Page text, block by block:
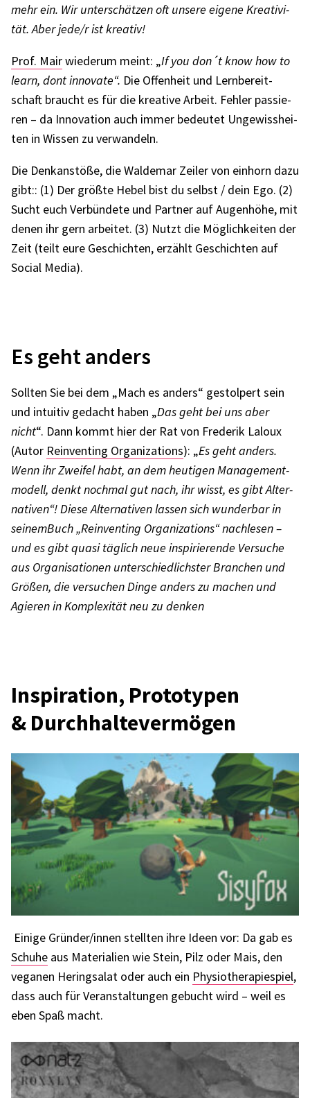
mehr ein. Wir unter­schät­zen oft unsere eigene Krea­ti­vi­
tät. Aber jede/r ist krea­tiv!
Prof. Mairwiederum meint: „If you don´t know how to
learn, dont inno­vate“. Die Offen­heit und Lern­be­reit­
schaft braucht es für die krea­tive Arbeit. Fehler passie­
ren – da Inno­va­tion auch immer bedeu­tet Unge­wiss­hei­
ten in Wissen zu verwan­deln.
Die Denk­an­stöße, die Walde­mar Zeiler von einhorn dazu
gibt:: (1) Der größte Hebel bist du selbst / dein Ego. (2)
Sucht euch Verbün­dete und Part­ner auf Augen­höhe, mit
denen ihr gern arbei­tet. (3) Nutzt die Möglich­kei­ten der
Zeit (teilt eure Geschich­ten, erzählt Geschich­ten auf
Social Media).
Es geht anders
Soll­ten Sie bei dem „Mach es anders“ gestol­pert sein
und intui­tiv gedacht haben „Das geht bei uns aber
nicht“. Dann kommt hier der Rat von Frede­rik Laloux
(Autor Reinven­ting Orga­niza­ti­ons): „Es geht anders.
Wenn ihr Zwei­fel habt, an dem heuti­gen Manage­ment­
mo­dell, denkt noch­mal gut nach, ihr wisst, es gibt Alter­
na­ti­ven“! Diese Alter­na­ti­ven lassen sich wunder­bar in
seinem­Buch „Reinven­ting Orga­niza­ti­ons“ nach­le­sen –
und es gibt quasi täglich neue inspi­rie­rende Versu­che
aus Orga­ni­sa­tio­nen unter­schied­lichs­ter Bran­chen und
Größen, die versu­chen Dinge anders zu machen und
Agie­ren in Komple­xi­tät neu zu denken
Inspi­ra­tion, Proto­ty­pen
& Durch­hal­te­ver­mö­gen
Einige Gründer/innen stell­ten ihre Ideen vor: Da gab es
Schuhe aus Mate­ria­lien wie Stein, Pilz oder Mais, den
vega­nen Heringsa­lat oder auch ein Physio­the­ra­pie­spiel,
dass auch für Veran­stal­tun­gen gebucht wird – weil es
eben Spaß macht.